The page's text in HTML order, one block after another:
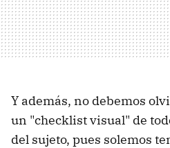
Y además, no debemos
un "checklist visual" de
del sujeto, pues solemos